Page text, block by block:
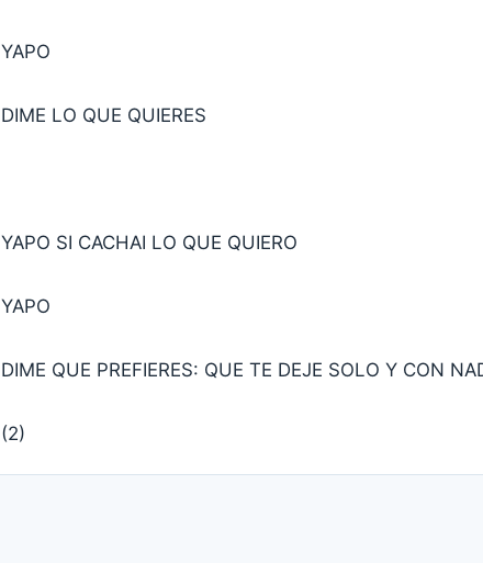
YAPO
DIME LO QUE QUIERES
YAPO SI CACHAI LO QUE QUIERO
YAPO
DIME QUE PREFIERES: QUE TE DEJE SOLO Y CON
(2)